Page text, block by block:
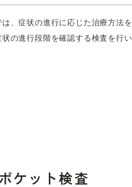
、症状の進行に応じた治療方法
の進行段階を確認する検査を行い
ケット検査